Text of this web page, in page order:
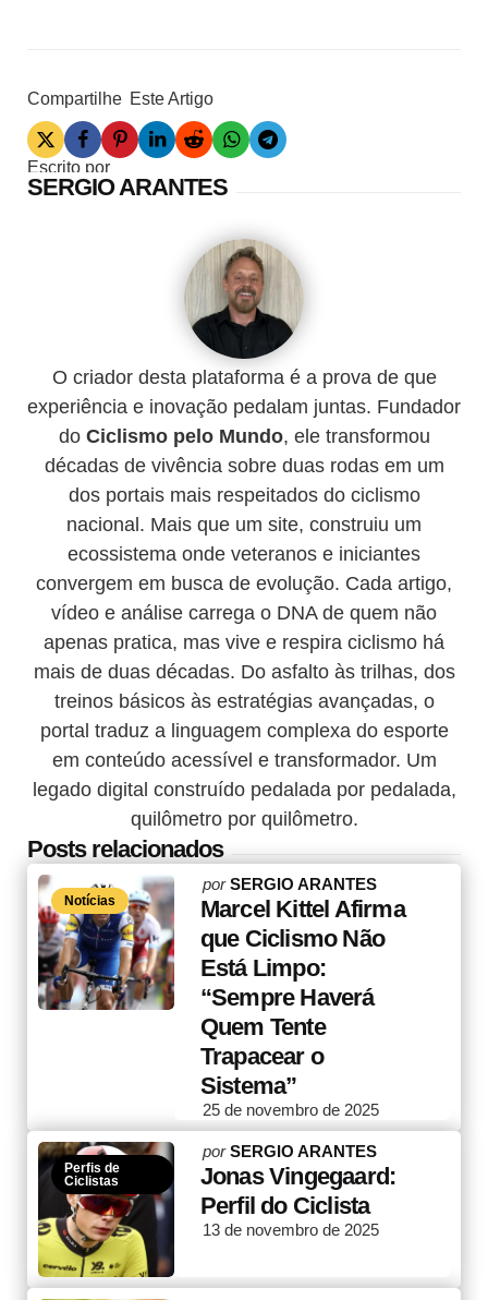
Compartilhe Este Artigo
Posts relacionados
Notícias
Posted
by
porSERGIO ARANTES
Marcel Kittel Afirma
que Ciclismo Não
Está Limpo:
“Sempre Haverá
Quem Tente
Trapacear o
Sistema”
25 de novembro de 2025
Perfis de
Ciclistas
Posted
by
porSERGIO ARANTES
Jonas Vingegaard:
Perfil do Ciclista
13 de novembro de 2025
Escrito por
SERGIO ARANTES
O criador desta plataforma é a prova de que
experiência e inovação pedalam juntas. Fundador
do Ciclismo pelo Mundo, ele transformou
décadas de vivência sobre duas rodas em um
dos portais mais respeitados do ciclismo
nacional. Mais que um site, construiu um
ecossistema onde veteranos e iniciantes
convergem em busca de evolução. Cada artigo,
vídeo e análise carrega o DNA de quem não
apenas pratica, mas vive e respira ciclismo há
mais de duas décadas. Do asfalto às trilhas, dos
treinos básicos às estratégias avançadas, o
portal traduz a linguagem complexa do esporte
em conteúdo acessível e transformador. Um
legado digital construído pedalada por pedalada,
quilômetro por quilômetro.